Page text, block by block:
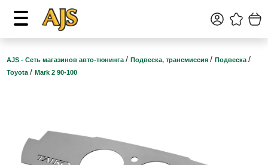
AJS - Сеть магазинов авто-тюнинга / Подвеска, трансмиссия / Подвеска /
Toyota / Mark 2 90-100